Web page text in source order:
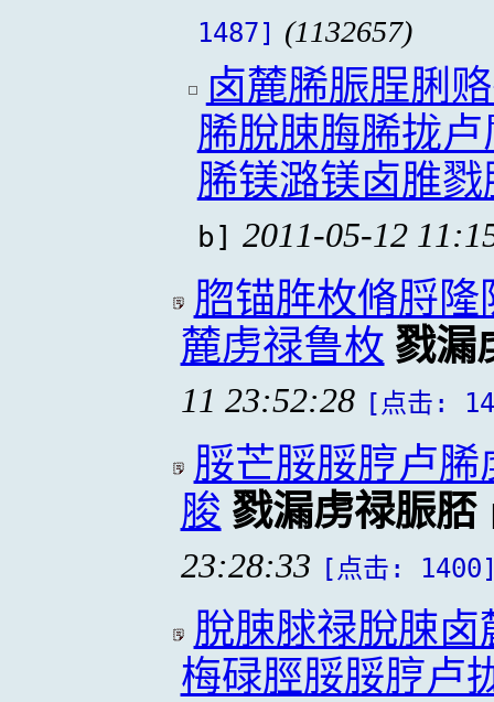
1487] (1132657)
卤麓脪脤脭脷
脪脫脨脢脪拢
脪镁潞镁卤脽
b] 2011-05-12
脗锚脌枚脩脟
麓虏禄鲁枚 戮漏
11 23:52:28 [点击:
脮芒脮脮脝卢
脧 戮漏虏禄脤脴
23:28:33 [点击:
脫脨脙禄脫脨
梅碌脛脮脮脝卢